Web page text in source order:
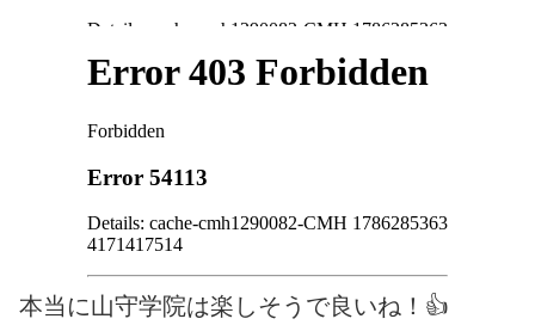
本当に山守学院は楽しそうで良いね！👍